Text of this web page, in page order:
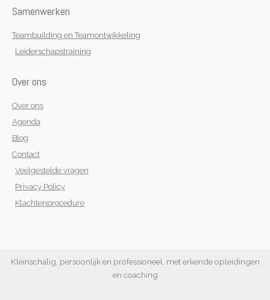
Samenwerken
Teambuilding en Teamontwikkeling
Leiderschapstraining
Over ons
Over ons
Agenda
Blog
Contact
Veelgestelde vragen
Privacy Policy
Klachtenprocedure
Kleinschalig, persoonlijk en professioneel, met erkende opleidingen
en coaching